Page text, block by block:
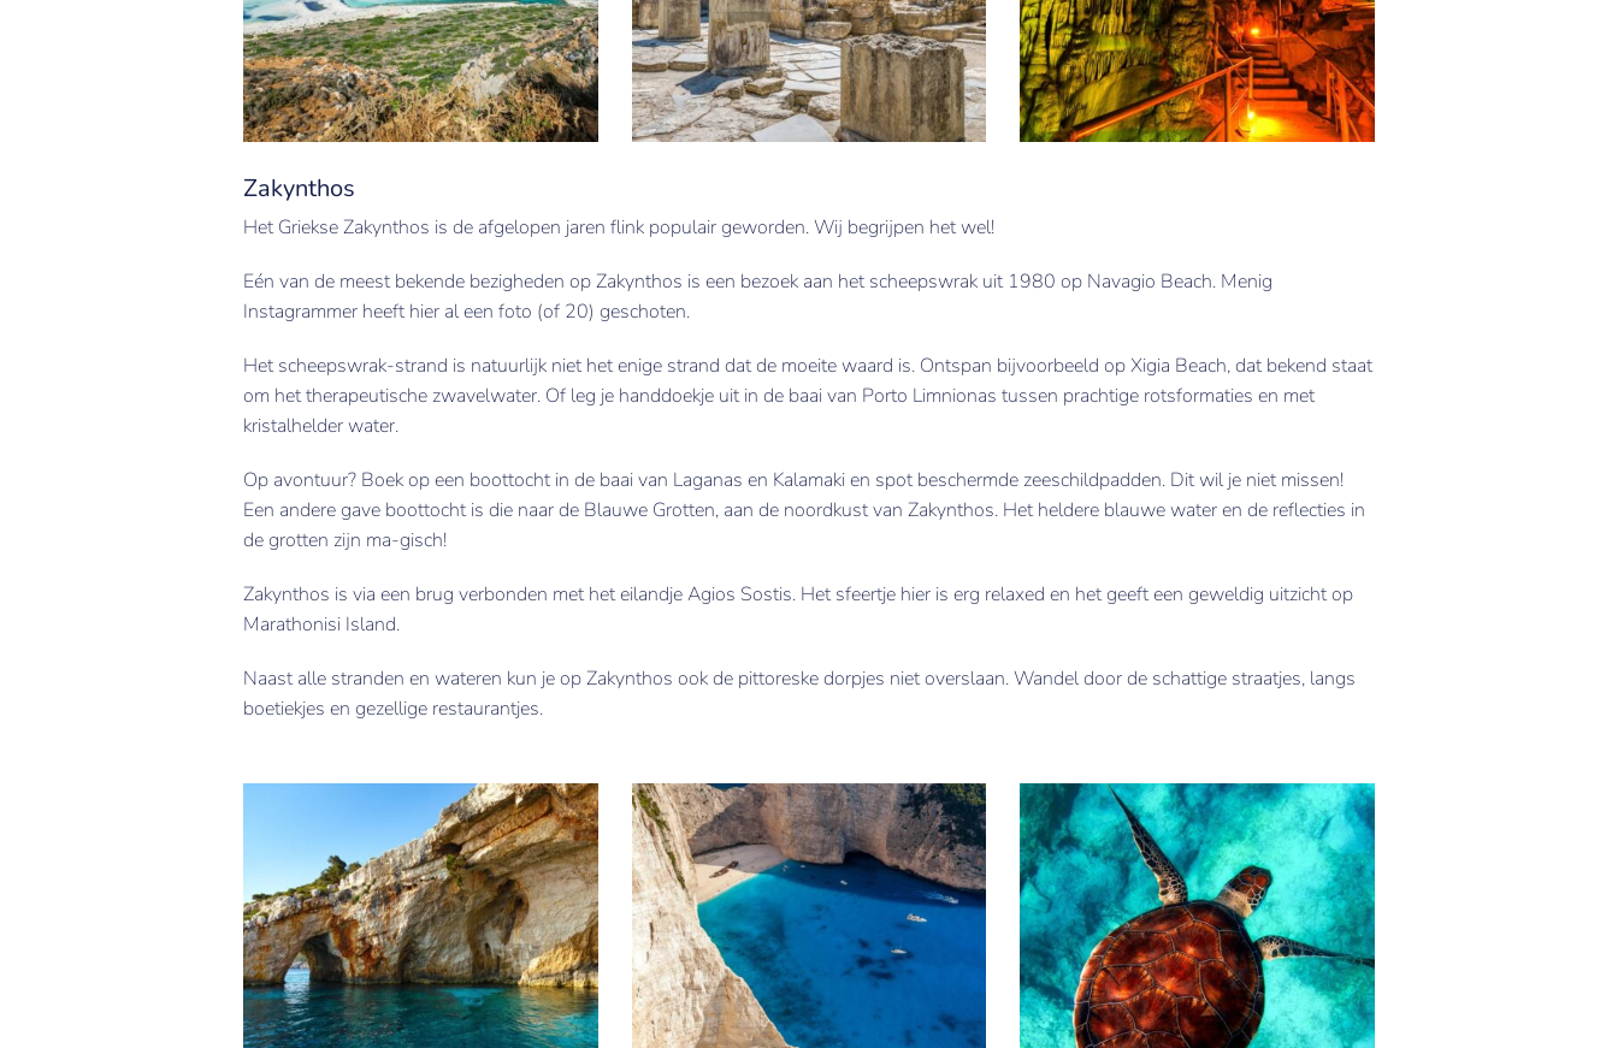
Zakynthos
Het Griekse Zakynthos is de afgelopen jaren flink populair geworden. Wij begrijpen het wel!
Eén van de meest bekende bezigheden op Zakynthos is een bezoek aan het scheepswrak uit 1980 op Navagio Beach. Menig
Instagrammer heeft hier al een foto (of 20) geschoten.
Het scheepswrak-strand is natuurlijk niet het enige strand dat de moeite waard is. Ontspan bijvoorbeeld op Xigia Beach, dat bekend staat
om het therapeutische zwavelwater. Of leg je handdoekje uit in de baai van Porto Limnionas tussen prachtige rotsformaties en met
kristalhelder water.
Op avontuur? Boek op een boottocht in de baai van Laganas en Kalamaki en spot beschermde zeeschildpadden. Dit wil je niet missen!
Een andere gave boottocht is die naar de Blauwe Grotten, aan de noordkust van Zakynthos. Het heldere blauwe water en de reflecties in
de grotten zijn ma-gisch!
Zakynthos is via een brug verbonden met het eilandje Agios Sostis. Het sfeertje hier is erg relaxed en het geeft een geweldig uitzicht op
Marathonisi Island.
Naast alle stranden en wateren kun je op Zakynthos ook de pittoreske dorpjes niet overslaan. Wandel door de schattige straatjes, langs
boetiekjes en gezellige restaurantjes.